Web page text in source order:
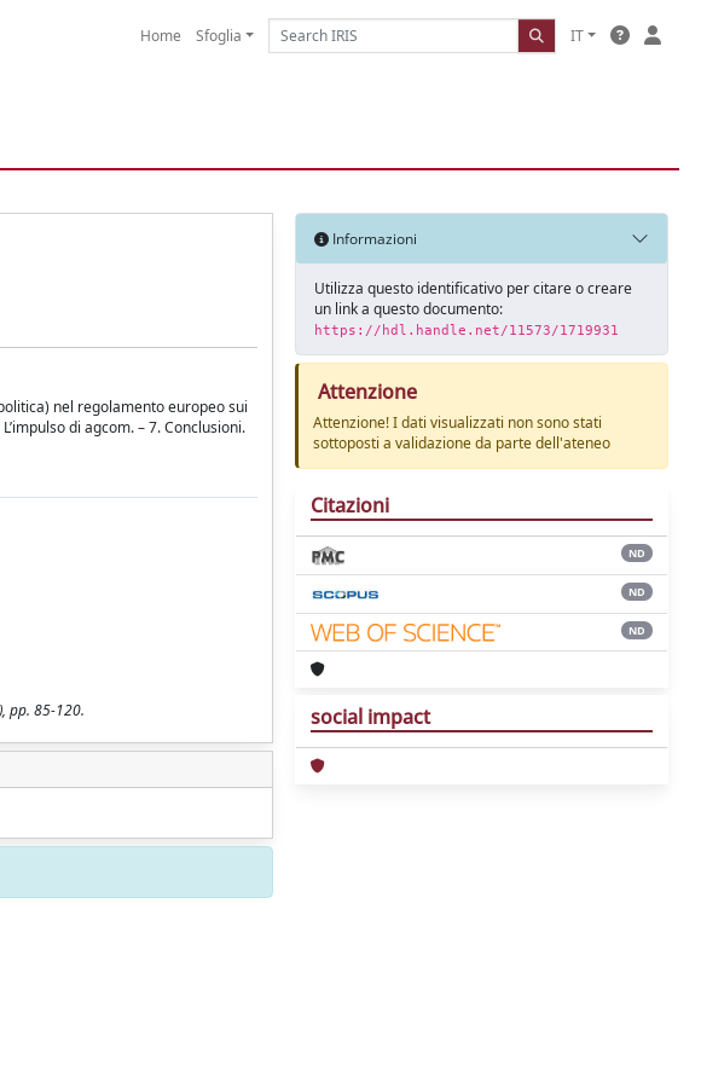
Home Sfoglia IT
nel regolamento europeo sui
di agcom. – 7. Conclusioni.
pp. 85-120.
Informazioni
Utilizza questo identificativo per citare o creare
un link a questo documento:
https://hdl.handle.net/11573/1719931
Attenzione
Attenzione! I dati visualizzati non sono stati
sottoposti a validazione da parte dell'ateneo
Citazioni
ND
ND
ND
social impact